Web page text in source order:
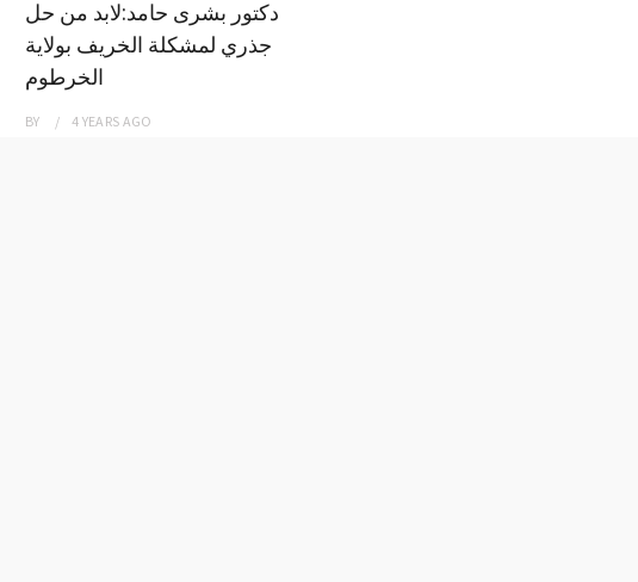
دكتور بشرى حامد:لابد من حل
جذري لمشكلة الخريف بولاية
الخرطوم
BY 4 YEARS AGO